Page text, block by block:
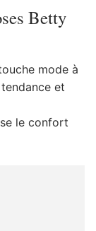
Betty
mode à
et
le confort